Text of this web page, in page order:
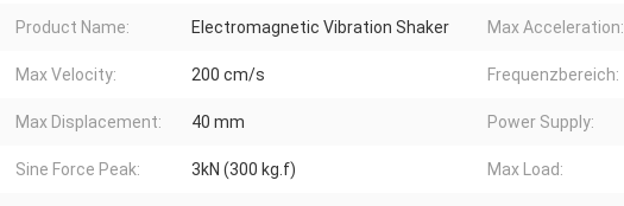
Product Name: Electromagnetic Vibration Shaker Max Acceleration:
Max Velocity: 200 cm/s Frequenzbereich:
Max Displacement: 40 mm Power Supply:
Sine Force Peak: 3kN (300 kg.f) Max Load: